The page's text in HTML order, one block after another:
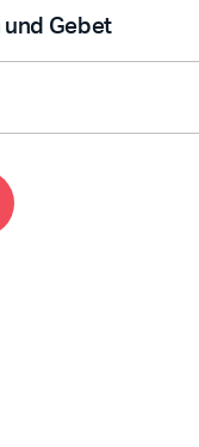
Gebet
Schrift mit Audio-
hinzu, um deine
Vers besser zu
Schrift mit Audio-
Vers besser zu